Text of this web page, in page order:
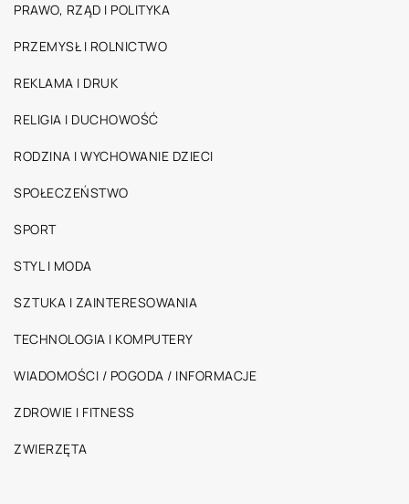
PRAWO, RZĄD I POLITYKA
PRZEMYSŁ I ROLNICTWO
REKLAMA I DRUK
RELIGIA I DUCHOWOŚĆ
RODZINA I WYCHOWANIE DZIECI
SPOŁECZEŃSTWO
SPORT
STYL I MODA
SZTUKA I ZAINTERESOWANIA
TECHNOLOGIA I KOMPUTERY
WIADOMOŚCI / POGODA / INFORMACJE
ZDROWIE I FITNESS
ZWIERZĘTA